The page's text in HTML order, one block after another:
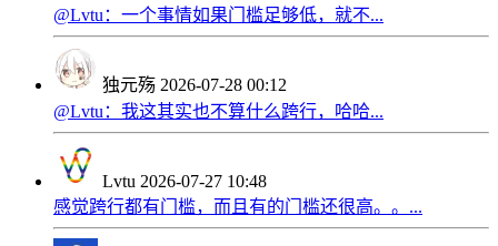
@Lvtu：一个事情如果门槛足够低，就不...
独元殇 2026-07-28 00:12
@Lvtu：我这其实也不算什么跨行，哈哈...
Lvtu 2026-07-27 10:48
感觉跨行都有门槛，而且有的门槛还很高。。...